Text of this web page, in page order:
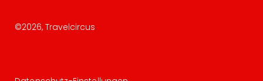
©2026, Travelcircus